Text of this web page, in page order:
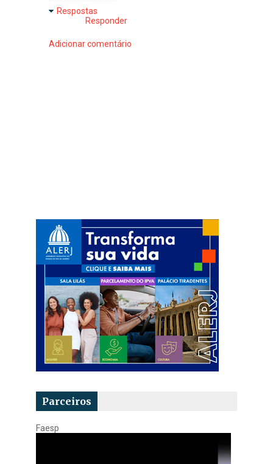
Respostas
Responder
Adicionar comentário
Parceiros
Faesp